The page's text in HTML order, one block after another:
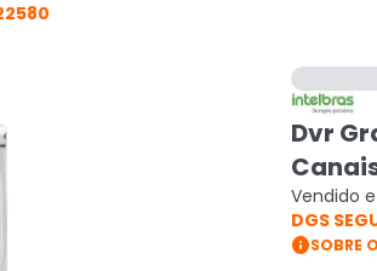
Dvr
Vendido
DGS
SOBRE